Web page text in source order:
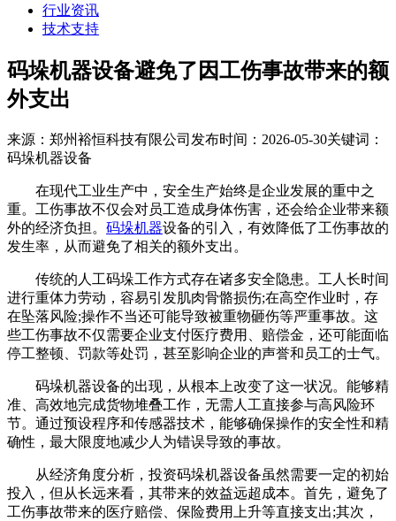
行业资讯
技术支持
码垛机器设备避免了因工伤事故带来的额
外支出
来源：郑州裕恒科技有限公司 发布时间：2026-05-30关键词：
码垛机器设备
在现代工业生产中，安全生产始终是企业发展的重中之
重。工伤事故不仅会对员工造成身体伤害，还会给企业带来额
外的经济负担。 码垛机器设备的引入，有效降低了工伤事故的
发生率，从而避免了相关的额外支出。
传统的人工码垛工作方式存在诸多安全隐患。工人长时间
进行重体力劳动，容易引发肌肉骨骼损伤;在高空作业时，存
在坠落风险;操作不当还可能导致被重物砸伤等严重事故。这
些工伤事故不仅需要企业支付医疗费用、赔偿金，还可能面临
停工整顿、罚款等处罚，甚至影响企业的声誉和员工的士气。
码垛机器设备的出现，从根本上改变了这一状况。能够精
准、高效地完成货物堆叠工作，无需人工直接参与高风险环
节。通过预设程序和传感器技术，能够确保操作的安全性和精
确性，最大限度地减少人为错误导致的事故。
从经济角度分析，投资码垛机器设备虽然需要一定的初始
投入，但从长远来看，其带来的效益远超成本。首先，避免了
工伤事故带来的医疗赔偿、保险费用上升等直接支出;其次，